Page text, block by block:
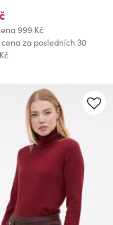
999 Kč
cena za posledních 30